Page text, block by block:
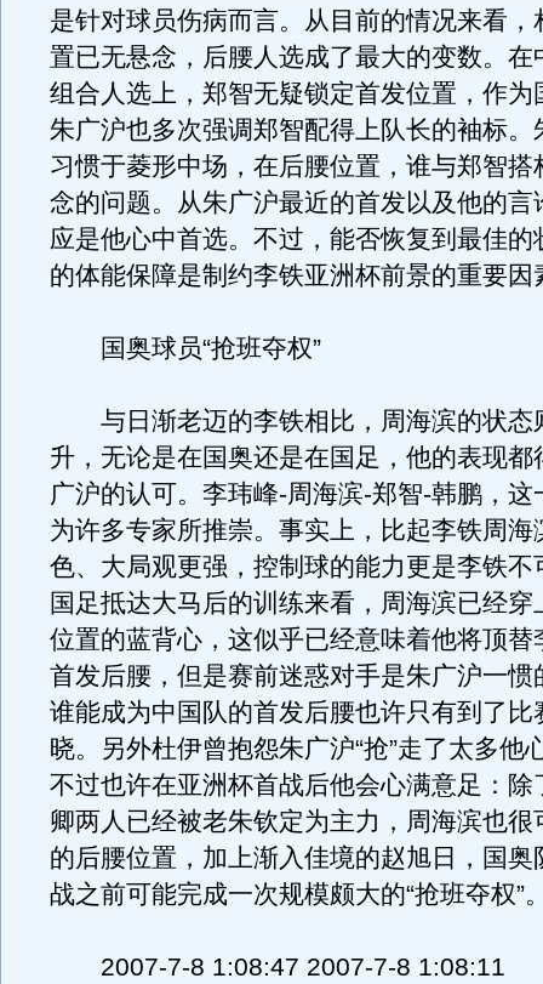
是针对球员伤病而言。从目前的情况来看，
置已无悬念，后腰人选成了最大的变数。在
组合人选上，郑智无疑锁定首发位置，作为
朱广沪也多次强调郑智配得上队长的袖标。
习惯于菱形中场，在后腰位置，谁与郑智搭
念的问题。从朱广沪最近的首发以及他的言
应是他心中首选。不过，能否恢复到最佳的
的体能保障是制约李铁亚洲杯前景的重要因
国奥球员“抢班夺权”
与日渐老迈的李铁相比，周海滨的状态
升，无论是在国奥还是在国足，他的表现都
广沪的认可。李玮峰-周海滨-郑智-韩鹏，这
为许多专家所推崇。事实上，比起李铁周海
色、大局观更强，控制球的能力更是李铁不
国足抵达大马后的训练来看，周海滨已经穿
位置的蓝背心，这似乎已经意味着他将顶替
首发后腰，但是赛前迷惑对手是朱广沪一惯
谁能成为中国队的首发后腰也许只有到了比
晓。另外杜伊曾抱怨朱广沪“抢”走了太多他
不过也许在亚洲杯首战后他会心满意足：除
卿两人已经被老朱钦定为主力，周海滨也很
的后腰位置，加上渐入佳境的赵旭日，国奥
战之前可能完成一次规模颇大的“抢班夺权”
2007-7-8 1:08:47 2007-7-8 1:08:11